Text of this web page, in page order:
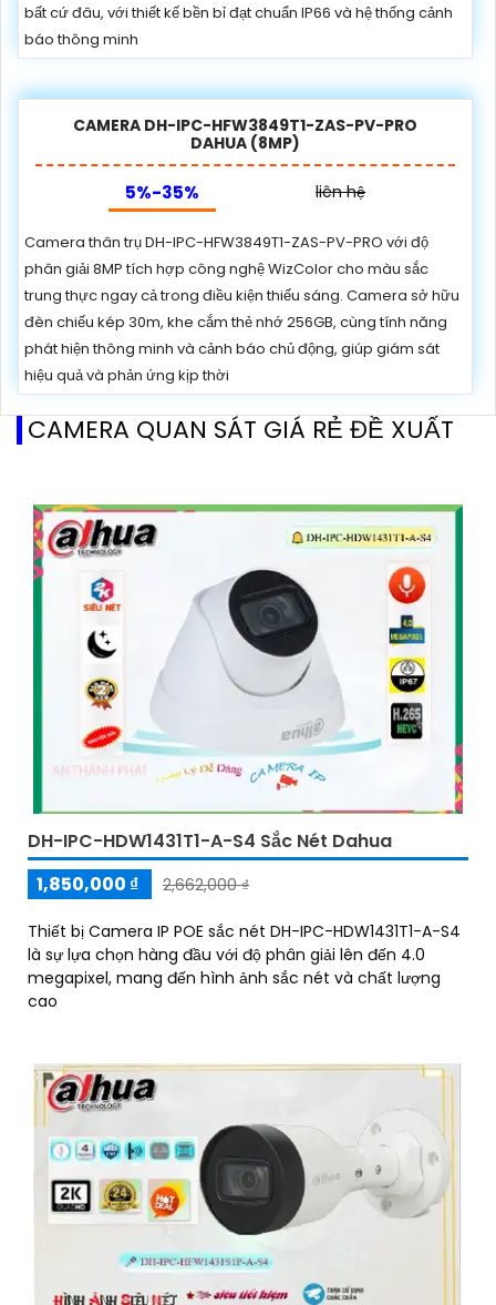
bất cứ đâu, với thiết kế bền bỉ đạt chuẩn IP66 và hệ thống cảnh
báo thông minh
CAMERA DH-IPC-HFW3849T1-ZAS-PV-PRO
DAHUA (8MP)
5%-35% liên hệ
Camera thân trụ DH-IPC-HFW3849T1-ZAS-PV-PRO với độ
phân giải 8MP tích hợp công nghệ WizColor cho màu sắc
trung thực ngay cả trong điều kiện thiếu sáng. Camera sở hữu
đèn chiếu kép 30m, khe cắm thẻ nhớ 256GB, cùng tính năng
phát hiện thông minh và cảnh báo chủ động, giúp giám sát
hiệu quả và phản ứng kịp thời
CAMERA QUAN SÁT GIÁ RẺ ĐỀ XUẤT
DH-IPC-HDW1431T1-A-S4 Sắc Nét Dahua
1,850,000 ₫
2,662,000 ₫
Thiết bị Camera IP POE sắc nét DH-IPC-HDW1431T1-A-S4
là sự lựa chọn hàng đầu với độ phân giải lên đến 4.0
megapixel, mang đến hình ảnh sắc nét và chất lượng
cao